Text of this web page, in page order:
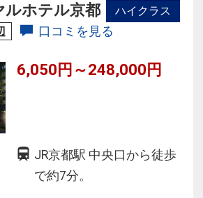
ルホテル京都
ハイクラス
口コミを見る
6,050円～248,000円
JR京都駅 中央口から徒歩
で約7分。